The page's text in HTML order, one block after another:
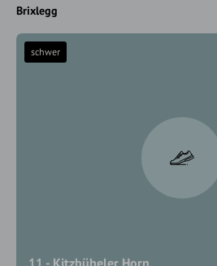
Brixlegg
11 - Kitzbüheler Horn
schwer